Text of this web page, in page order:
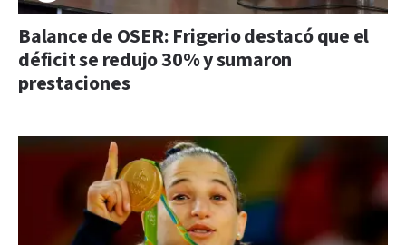
Balance de OSER: Frigerio destacó que el
déficit se redujo 30% y sumaron
prestaciones